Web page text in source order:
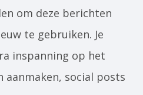
om deze berichten
te gebruiken. Je
inspanning op het
social posts